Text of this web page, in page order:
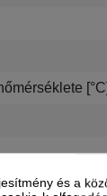
és a